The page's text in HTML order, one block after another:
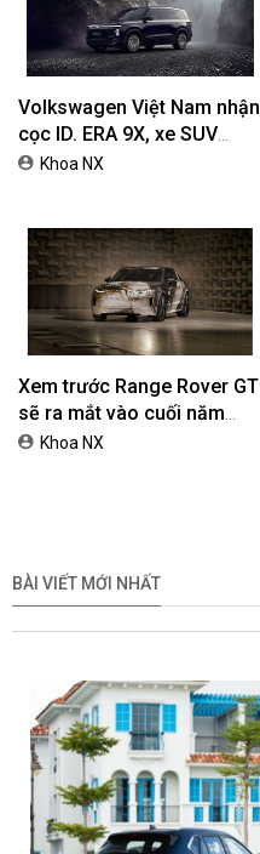
Volkswagen Việt Nam nhận
cọc ID. ERA 9X, xe SUV
EREV dự kiến giá dưới 3 tỷ
Khoa NX
Xem trước Range Rover GT
sẽ ra mắt vào cuối năm
2026Khoa NX
BÀI VIẾT MỚI NHẤT